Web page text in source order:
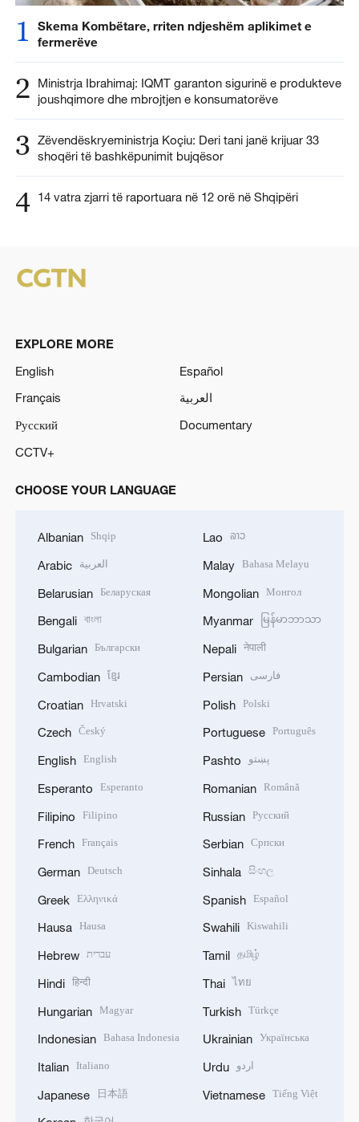
1
Skema Kombëtare, rriten ndjeshëm aplikimet e
fermerëve
2
Ministrja Ibrahimaj: IQMT garanton sigurinë e produkteve
joushqimore dhe mbrojtjen e konsumatorëve
3 Zëvendëskryeministrja Koçiu: Deri tani janë krijuar 33
shoqëri të bashkëpunimit bujqësor
4 14 vatra zjarri të raportuara në 12 orë në Shqipëri
EXPLORE MORE
English
Español
Français
العربية
Русский
Documentary
CCTV+
CHOOSE YOUR LANGUAGE
Albanian Shqip
Arabic العربية
Belarusian Беларуская
Bengali বাংলা
Bulgarian Български
Cambodian ខ្មែរ
Croatian Hrvatski
Czech Český
English English
Esperanto Esperanto
Filipino Filipino
French Français
German Deutsch
Greek Ελληνικά
Hausa Hausa
Hebrew עברית
Hindi हिन्दी
Hungarian Magyar
Indonesian Bahasa Indonesia
Italian Italiano
Japanese 日本語
Lao ລາວ
Malay Bahasa Melayu
Mongolian Монгол
Myanmar မြန်မာဘာသာ
Nepali नेपाली
Persian فارسی
Polish Polski
Portuguese Português
Pashto پښتو
Romanian Română
Russian Русский
Serbian Српски
Sinhala සිංහල
Spanish Español
Swahili Kiswahili
Tamil தமிழ்
Thai ไทย
Turkish Türkçe
Ukrainian Українська
Urdu اردو
Vietnamese Tiếng Việt